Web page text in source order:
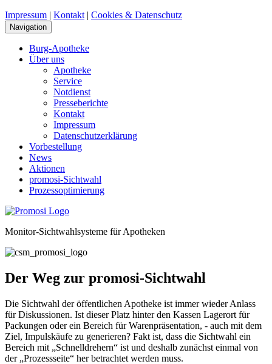
Impressum | Kontakt | Cookies & Datenschutz
Navigation
Burg-Apotheke
Über uns
Apotheke
Service
Notdienst
Presseberichte
Kontakt
Impressum
Datenschutzerklärung
Vorbestellung
News
Aktionen
promosi-Sichtwahl
Prozessoptimierung
Monitor-Sichtwahlsysteme für Apotheken
Der Weg zur promosi-Sichtwahl
Die Sichtwahl der öffentlichen Apotheke ist immer wieder Anlass
für Diskussionen. Ist dieser Platz hinter den Kassen Lagerort für
Packungen oder ein Bereich für Warenpräsentation, - auch mit dem
Ziel, Impulskäufe zu generieren? Fakt ist, dass die Sichtwahl ein
Bereich mit „Schnelldrehern“ ist und deshalb zunächst einmal von
der „Prozessseite“ her betrachtet werden muss.